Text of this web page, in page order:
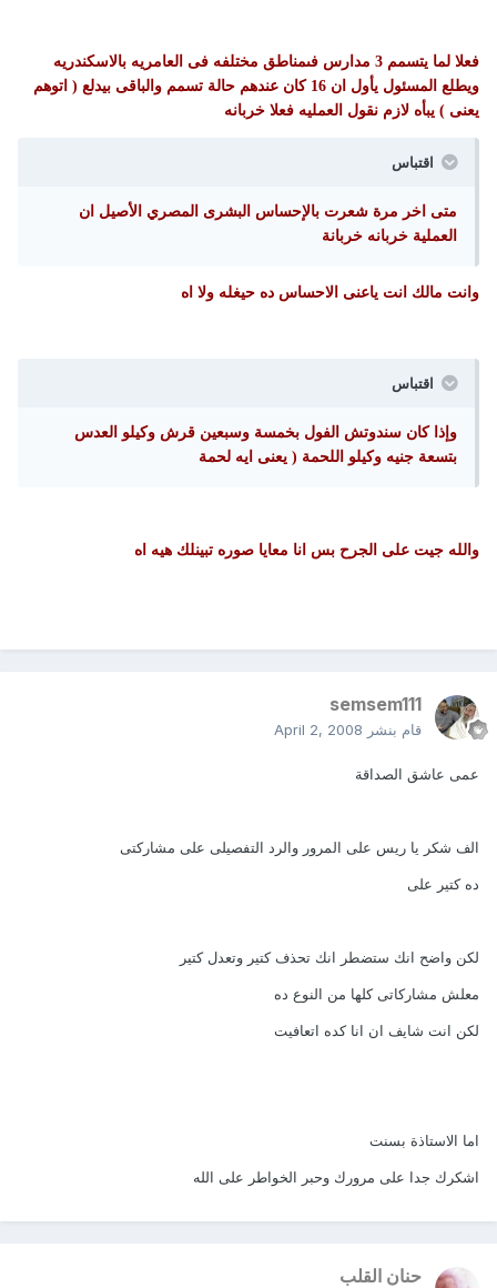
فعلا لما يتسمم 3 مدارس فىمناطق مختلفه فى العامريه بالاسكندريه
ويطلع المسئول يأول ان 16 كان عندهم حالة تسمم والباقى بيدلع ( اتوهم
يعنى ) يبأه لازم نقول العمليه فعلا خربانه
اقتباس
متى اخر مرة شعرت بالإحساس البشرى المصري الأصيل ان
العملية خربانه خربانة
وانت مالك انت ياعنى الاحساس ده حيغله ولا اه
اقتباس
وإذا كان سندوتش الفول بخمسة وسبعين قرش وكيلو العدس
بتسعة جنيه وكيلو اللحمة ( يعنى ايه لحمة
والله جيت على الجرح بس انا معايا صوره تبينلك هيه اه
semsem111
قام بنشر April 2, 2008
عمى عاشق الصداقة
الف شكر يا ريس على المرور والرد التفصيلى على مشاركتى
ده كتير على
لكن واضح انك ستضطر انك تحذف كتير وتعدل كتير
معلش مشاركاتى كلها من النوع ده
لكن انت شايف ان انا كده اتعافيت
اما الاستاذة بسنت
اشكرك جدا على مرورك وحبر الخواطر على الله
حنان القلب